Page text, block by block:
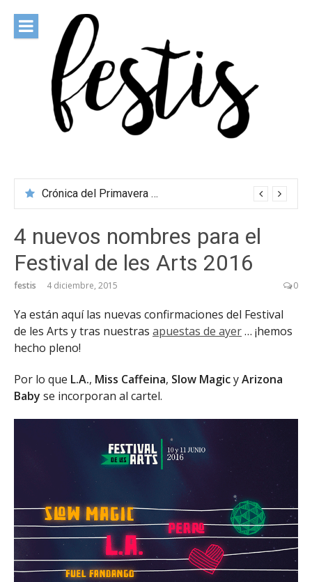
contenido
Crónica del Primavera Sound Porto 2026
4 nuevos nombres para el
Festival de les Arts 2016
festis 4 diciembre, 2015 0
Ya están aquí las nuevas confirmaciones del Festival
de les Arts y tras nuestras apuestas de ayer… ¡hemos
hecho pleno!
Por lo que L.A., Miss Caffeina, Slow MagicyArizona
Baby se incorporan al cartel.